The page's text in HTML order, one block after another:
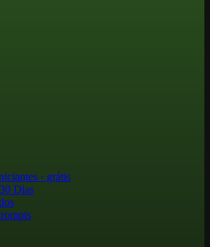
· grátis
Dias